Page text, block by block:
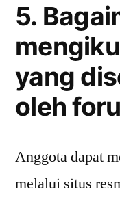
5.
yang
oleh
Anggota dapat
melalui situs